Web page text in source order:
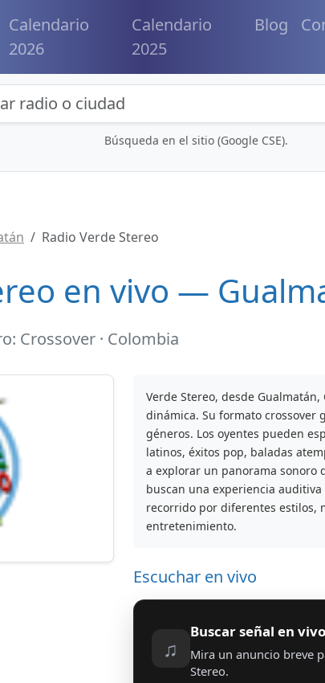
Calendario
2026
Calendario
2025
Blog
de radios y
Búsqueda en el sitio (Google CSE).
Radio Verde Stereo
en vivo —
Crossover · Colombia
Verde Stereo, desde
dinámica. Su formato crossover
géneros. Los oyentes pueden
latinos, éxitos pop, baladas
a explorar un panorama sonoro
buscan una experiencia
recorrido por diferentes estilos,
entretenimiento.
Escuchar en vivo
♫
Buscar señal en vivo
Mira un anuncio breve
Stereo.